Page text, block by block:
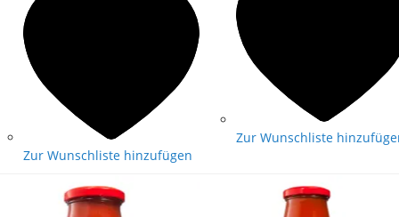
Zur Wunschliste hinzufügen
Zur Wunschliste